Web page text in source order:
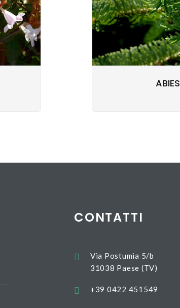
ABIES
CONTATTI
Via Postumia 5/b
31038 Paese (TV)
+39 0422 451549